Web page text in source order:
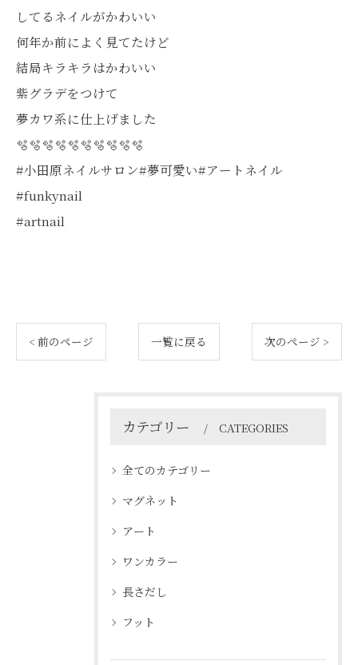
してるネイルがかわいい
何年か前によく見てたけど
結局キラキラはかわいい
紫グラデをつけて
夢カワ系に仕上げました
🫧🫧🫧🫧🫧🫧🫧🫧🫧🫧
#小田原ネイルサロン#夢可愛い#アートネイル
#funkynail
#artnail
< 前のページ 一覧に戻る 次のページ >
カテゴリー CATEGORIES
全てのカテゴリー
マグネット
アート
ワンカラー
長さだし
フット